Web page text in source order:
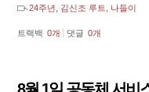
24주년 김신조 루트 나들이
트랙백 0개 댓글 0개